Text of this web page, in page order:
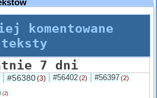
komentowane
teksty
7 dni
#56380(3) #56402(2) #56397(2)
(2)